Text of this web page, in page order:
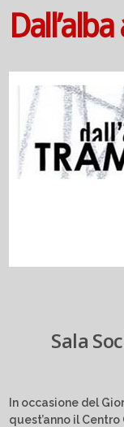
Sala
In occasione del
quest’anno il